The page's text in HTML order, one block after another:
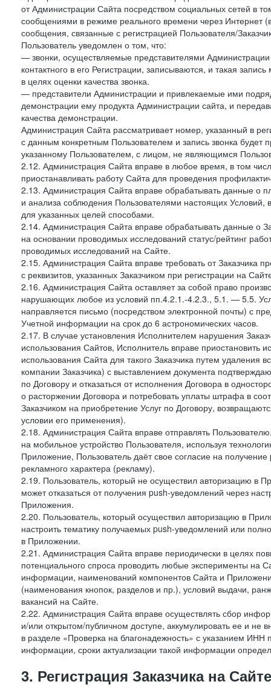
от Администрации Сайта посредством социальных сетей в
сообщениями в режиме реального времени через Интернет
сообщения, связанные с регистрацией Пользователя/
Пользователь уведомлен о том, что:
— звонки, осуществляемые представителями
контактного в его Регистрации, записываются, и такая
в целях оценки качества звонка.
— представители Администрации и привлекаемые ими
демонстрации ему продукта Администрации сайта, и
качества демонстрации.
Администрация Сайта рассматривает номер, указанный в
с данным конкретным Пользователем и запись звонка будет
указанному Пользователем, с лицом, не являющимся
2.12. Администрация Сайта вправе в любое время, в том
приостанавливать работу Сайта для проведения
2.13. Администрация Сайта вправе обрабатывать данные о
и анализа соблюдения Пользователями настоящих
для указанных целей способами.
2.14. Администрация Сайта вправе обрабатывать данные о
на основании проводимых исследований статус/рейтинг
проводимых исследований на Сайте.
2.15. Администрация Сайта вправе требовать от Заказчика
с реквизитов, указанных Заказчиком при регистрации на
2.16. Администрация Сайта оставляет за собой право
нарушающих любое из условий пп.4.2.1.-4.2.3., 5.1. — 5.5.
направляется письмо (посредством электронной почты) с
Учетной информации на срок до 6 астрономических часов.
2.17. В случае установления Исполнителем нарушения
использования Сайтов, Исполнитель вправе приостановить
использования Сайта для такого Заказчика путем
компании Заказчика) с выставлением документа
по Договору и отказаться от исполнения Договора в
о расторжении Договора и потребовать уплаты штрафа в
Заказчиком на приобретение Услуг по Договору,
условии его применения).
2.18. Администрация Сайта вправе отправлять
на мобильное устройство Пользователя, используя
Приложение, Пользователь даёт свое согласие на
рекламного характера (рекламу).
2.19. Пользователь, который не осуществил авторизацию в
может отказаться от получения push-уведомлений через
Приложения.
2.20. Пользователь, который осуществил авторизацию в
настроить тематику получаемых push-уведомлений или
в Приложении.
2.21. Администрация Сайта вправе периодически в целях
потенциального спроса проводить любые эксперименты на
информации, наименований компонентов Сайта и
(наименования кнопок, разделов и пр.), условий выдачи,
вакансий на Сайте.
2.22. Администрация Сайта вправе осуществлять сбор
и/или открытом/публичном доступе, аккумулировать ее и не
в разделе «Проверка на благонадежность» с указанием
информации, сроки актуализации такой информации
3. Регистрация Заказчика на Сайте